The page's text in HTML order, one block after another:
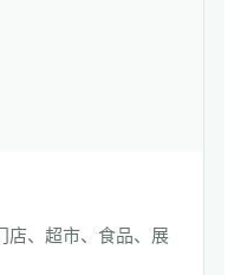
店、超市、食品、展